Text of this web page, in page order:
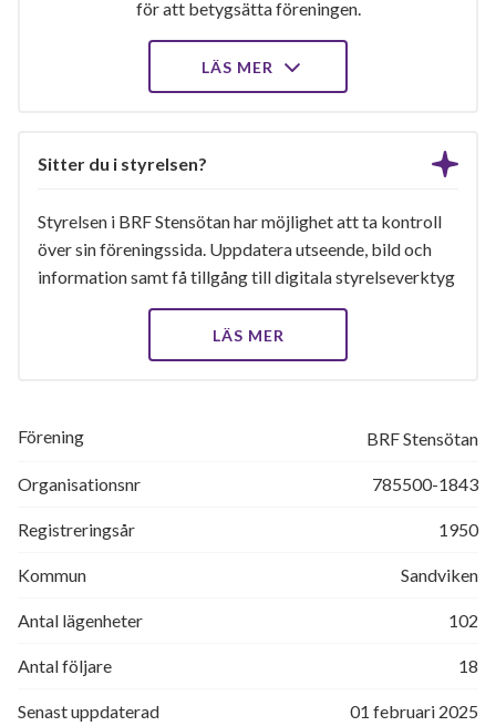
för att betygsätta föreningen.
LÄS MER
Sitter du i styrelsen?
Styrelsen i BRF Stensötan har möjlighet att ta kontroll
över sin föreningssida. Uppdatera utseende, bild och
information samt få tillgång till digitala styrelseverktyg
LÄS MER
Förening BRF Stensötan
Organisationsnr 785500-1843
Registreringsår 1950
Kommun Sandviken
Antal lägenheter 102
Antal följare 18
Senast uppdaterad 01 februari 2025